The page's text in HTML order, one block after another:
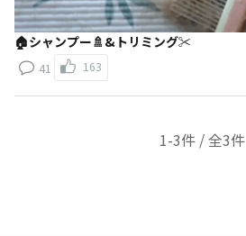
🏠シャンプー🚿&トリミング✂️
41 163
1-3件 / 全3件